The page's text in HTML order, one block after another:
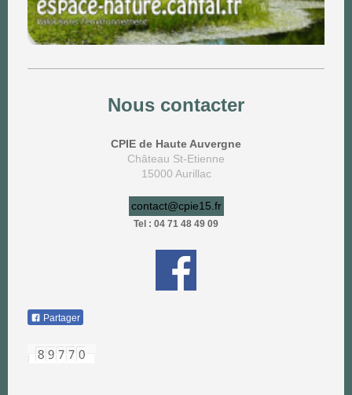
Nous contacter
CPIE de Haute Auvergne
Château St-Etienne
15000 Aurillac
contact@cpie15.fr
Tel : 04 71 48 49 09
Partager